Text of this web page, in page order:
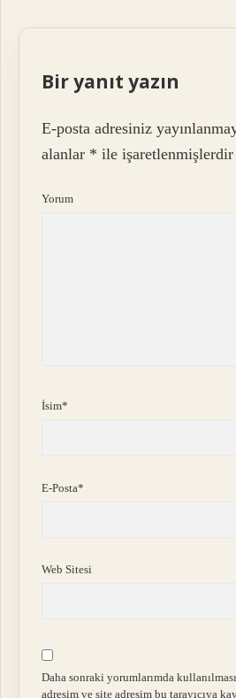
Bir yanıt yazın
E-posta adresiniz
alanlar * ile işaretlenmişlerdir
Yorum
İsim*
E-Posta*
Web Sitesi
Daha sonraki yorumlarımda
adresim ve site adresim bu tarayıcıya